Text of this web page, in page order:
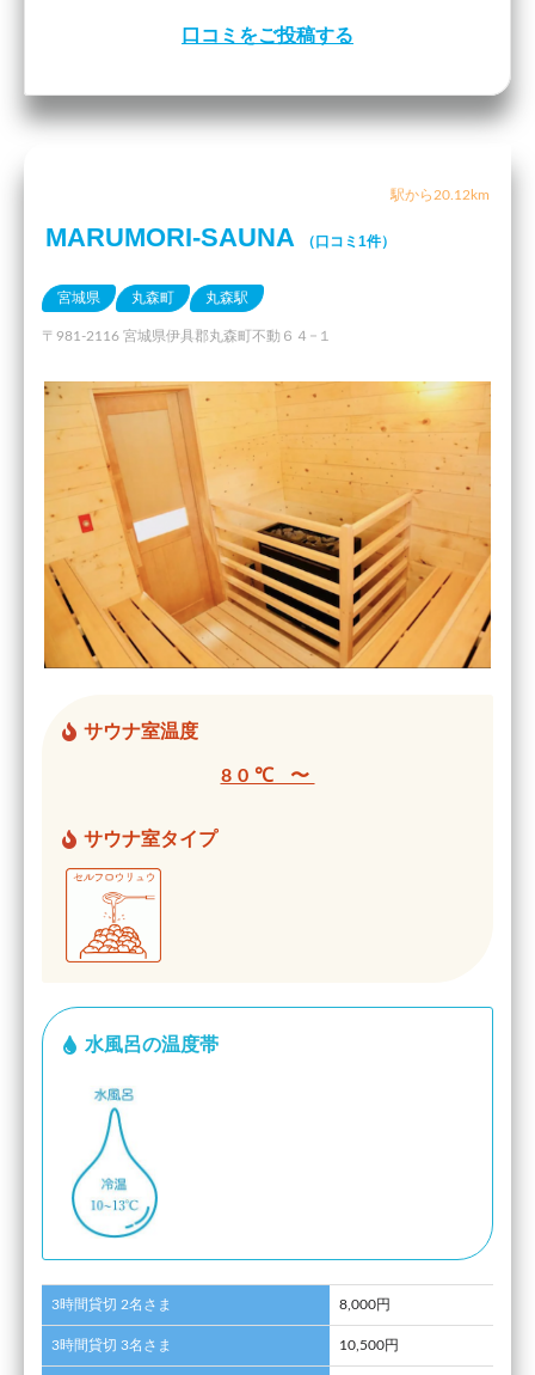
口コミをご投稿する
駅から20.12km
MARUMORI-SAUNA （口コミ1件）
宮城県 丸森町 丸森駅
〒981-2116 宮城県伊具郡丸森町不動６４−１
サウナ室温度
80℃ 〜
サウナ室タイプ
水風呂の温度帯
3時間貸切 2名さま 8,000円
3時間貸切 3名さま 10,500円